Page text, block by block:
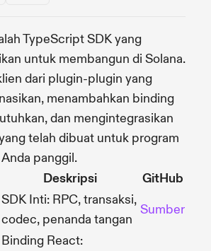
TypeScript SDK yang
untuk membangun di Solana.
dari plugin-plugin yang
menambahkan binding
dan mengintegrasikan
telah dibuat untuk program
panggil.
Deskripsi
GitHub
SDK Inti: RPC, transaksi,
codec, penanda tangan
Sumber
Binding React: